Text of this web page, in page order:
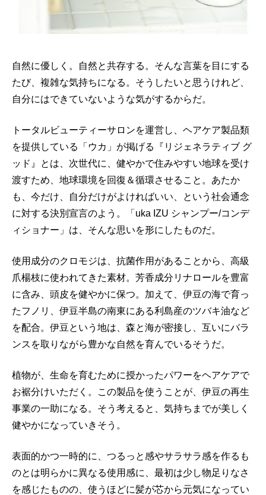
自然に優しく。自然と共存する。そんな言葉を目にする
たび、複雑な気持ちになる。そうしたいと思うけれど、
自分にはできていないような気がするからだ。
トータルビューティーサロンを運営し、ヘアケア製品類
を提供している「ウカ」が掲げる『リジェネラティブ グ
ッド』とは、次世代に、健やかで住みやすい地球を受け
渡すため、地球環境を回復＆循環させること。あたか
も、今だけ、自分だけがよければいい、という社会通念
に対する決別宣言のよう。「uka IZU シャンプー/コンデ
ィショナー」は、そんな思いを形にしたものだ。
使用成分のクロモジは、抗菌作用があることから、高級
爪楊枝に使われてきた素材。芳香成分リナロールを豊富
に含み、頭皮を健やかに保つ。加えて、伊豆の海で育っ
たフノリ、伊豆半島の南東にある利島産のツバキ油など
を配合。伊豆という地は、森と海が密接し、互いにバラ
ンスを取りながら豊かな自然を育んでいるそうだ。
植物が、生命を育むために授かったパワーをヘアケアで
お裾分けいただく。この製品を使うことが、伊豆の再生
事業の一助になる。そう考えると、気持ちまでが美しく
健やかになっていきそう。
表面的かつ一時的に、つるっと感やサラサラ感を作るも
のとは明らかに異なる使用感に、最初は少し物足りなさ
を感じたものの、使うほどに髪が芯から元気になってい